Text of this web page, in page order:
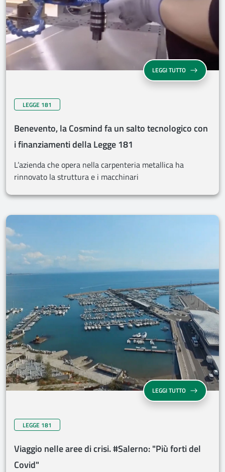
LEGGI TUTTO
LEGGE 181
Benevento, la Cosmind fa un salto tecnologico con
i finanziamenti della Legge 181
L’azienda che opera nella carpenteria metallica ha
rinnovato la struttura e i macchinari
LEGGI TUTTO
LEGGE 181
Viaggio nelle aree di crisi. #Salerno: "Più forti del
Covid"